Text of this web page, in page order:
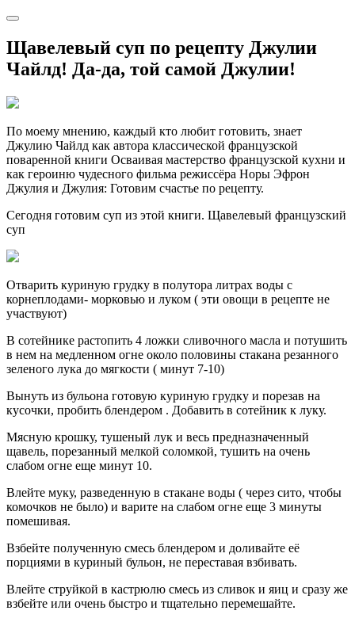
Щавелевый суп по рецепту Джулии
Чайлд! Да-да, той самой Джулии!
По моему мнению, каждый кто любит готовить, знает
Джулию Чайлд как автора классической французской
поваренной книги Осваивая мастерство французской кухни и
как героиню чудесного фильма режиссёра Норы Эфрон
Джулия и Джулия: Готовим счастье по рецепту.
Сегодня готовим суп из этой книги. Щавелевый французский
суп
Отварить куриную грудку в полутора литрах воды с
корнеплодами- морковью и луком ( эти овощи в рецепте не
участвуют)
В сотейнике растопить 4 ложки сливочного масла и потушить
в нем на медленном огне около половины стакана резанного
зеленого лука до мягкости ( минут 7-10)
Вынуть из бульона готовую куриную грудку и порезав на
кусочки, пробить блендером . Добавить в сотейник к луку.
Мясную крошку, тушеный лук и весь предназначенный
щавель, порезанный мелкой соломкой, тушить на очень
слабом огне еще минут 10.
Влейте муку, разведенную в стакане воды ( через сито, чтобы
комочков не было) и варите на слабом огне еще 3 минуты
помешивая.
Взбейте полученную смесь блендером и доливайте её
порциями в куриный бульон, не переставая взбивать.
Влейте струйкой в кастрюлю смесь из сливок и яиц и сразу же
взбейте или очень быстро и тщательно перемешайте.